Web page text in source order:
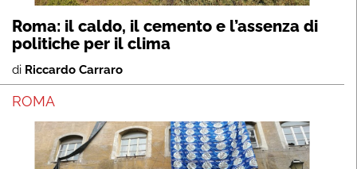
Roma: il caldo, il cemento e l’assenza di
politiche per il clima
di Riccardo Carraro
ROMA